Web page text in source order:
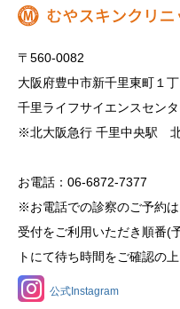
〒560-0082
大阪府豊中市新千里東町１丁
千里ライフサイエンスセン
※北大阪急行 千里中央駅
お電話：06-6872-7377
※お電話での診察のご予約
受付をご利用いただき順番(
トにて待ち時間をご確認の
公式Instagram